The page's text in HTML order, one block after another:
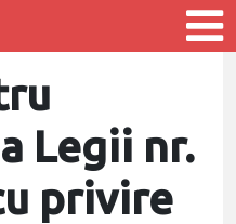
Legii nr.
privire